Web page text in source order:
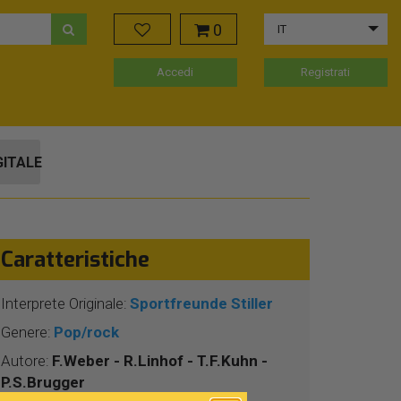
0 IT
Accedi Registrati
Caratteristiche
Interprete Originale: Sportfreunde Stiller
Genere: Pop/rock
Autore: F.Weber - R.Linhof - T.F.Kuhn -
P.S.Brugger